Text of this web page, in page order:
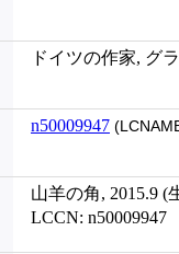
ドイツの作家, グ
n50009947
山羊の角, 2015.9 (
LCCN: n50009947